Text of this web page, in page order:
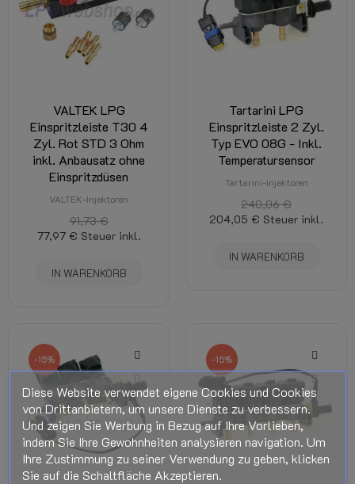
VALTEK LPG
Einspritzleiste T30 4
Zyl. Rot STD 3 Ohm
inkl. Anbausatz ohne
Einspritzdüsen
VALTEK-Injektoren
91,73 €
77,97 € Steuer inkl.
IN WARENKORB
Tartarini LPG
Einspritzleiste 2 Zyl.
Typ EVO 08G - Inkl.
Temperatursensor
Tartarini-Injektoren
240,06 €
204,05 € Steuer inkl.
IN WARENKORB
-15% -15%
Diese Website verwendet eigene Cookies und Cookies
von Drittanbietern, um unsere Dienste zu verbessern.
Und zeigen Sie Werbung in Bezug auf Ihre Vorlieben,
indem Sie Ihre Gewohnheiten analysieren navigation. Um
Ihre Zustimmung zu seiner Verwendung zu geben, klicken
Sie auf die Schaltfläche Akzeptieren.